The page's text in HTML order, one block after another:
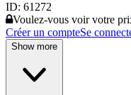
ID: 61272
Voulez-vous voir votre
Créer un compteSe
Show more